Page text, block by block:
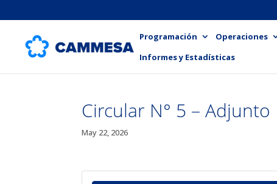
Programación Operaciones
Informes y Estadísticas
Circular N° 5 –
May 22, 2026